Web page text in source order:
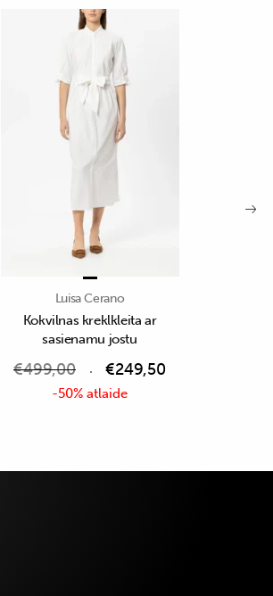
Luisa Cerano
Kokvilnas kreklkleita ar
sasienamu jostu
€499,00 €249,50
-50% atlaide